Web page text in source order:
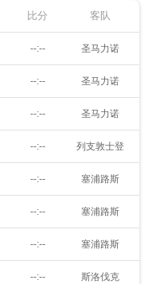
比分 客队
--:-- 圣马力诺
--:-- 圣马力诺
--:-- 圣马力诺
--:-- 列支敦士登
--:-- 塞浦路斯
--:-- 塞浦路斯
--:-- 塞浦路斯
--:-- 斯洛伐克